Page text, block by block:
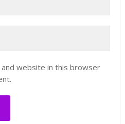
and website in this browser